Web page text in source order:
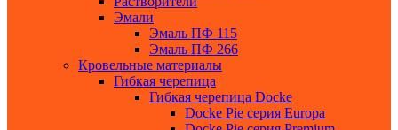
Эмали
Эмаль ПФ 115
Эмаль ПФ 266
Кровельные материалы
Гибкая черепица
Гибкая черепица Docke
Docke Pie серия Europa